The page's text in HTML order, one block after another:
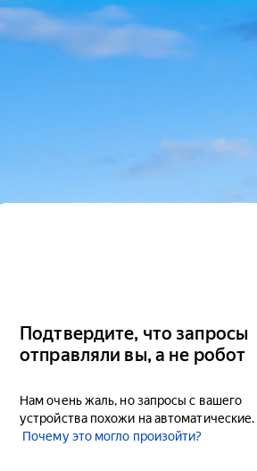
Подтвердите, что запросы
отправляли вы, а не робот
Нам очень жаль, но запросы с вашего
устройства похожи на автоматические.
Почему это могло произойти?